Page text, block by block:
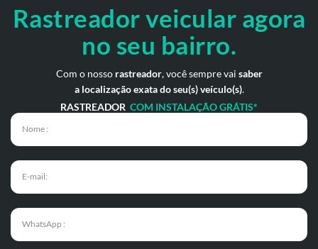
Rastreador veicular agora
no seu bairro.
Com o nosso rastreador, você sempre vai saber
a localização exata do seu(s) veículo(s).
RASTREADOR COM INSTALAÇÃO GRÁTIS*